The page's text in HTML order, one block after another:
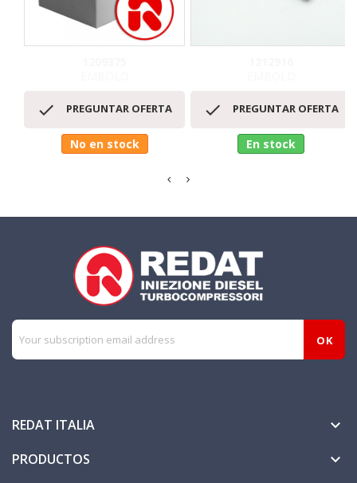
 PREGUNTAR OFERTA
No en stock
 PREGUNTAR OFERTA
En stock
REDAT ITALIA 
PRODUCTOS 